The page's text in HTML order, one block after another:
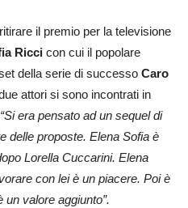
il premio per la televisione
Ricci con cui il popolare
della serie di successo Caro
attori si sono incontrati in
“Si era pensato ad un sequel di
delle proposte. Elena Sofia è
Lorella Cuccarini. Elena
con lei è un piacere. Poi è
valore aggiunto”.